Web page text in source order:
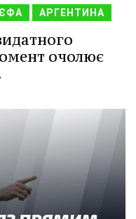
АРГЕНТИНА
очолює